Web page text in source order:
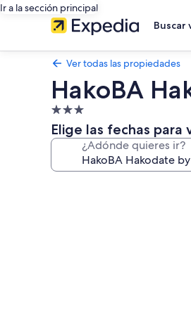
Ir a la sección principal
Buscar
Ver todas las propiedades
HakoBA
Propiedad
de
3.0
estrellas
Elige las fechas para
¿Adónde quieres ir?